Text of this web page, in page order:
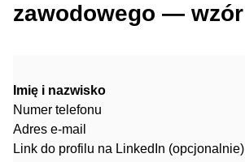
zawodowego — wzór
Imię i nazwisko
Numer telefonu
Adres e-mail
Link do profilu na LinkedIn (opcjonalnie)